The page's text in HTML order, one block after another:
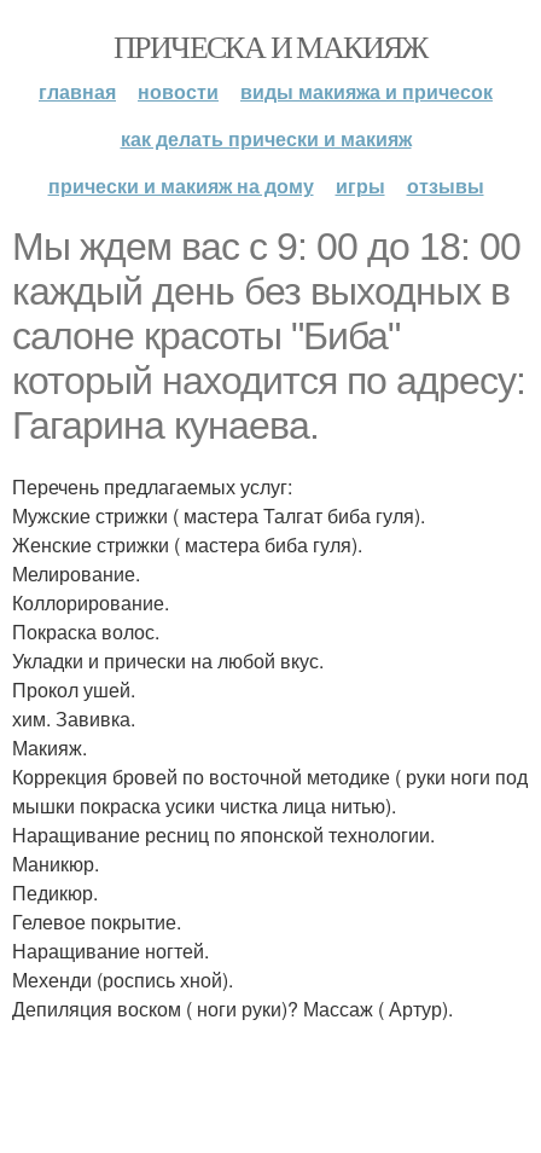
ПРИЧЕСКА И МАКИЯЖ
главная новости
виды макияжа и причесок
как делать прически и макияж
прически и макияж на дому
игры отзывы
Мы ждем вас с 9: 00 до 18: 00
каждый день без выходных в
салоне красоты "Биба"
который находится по адресу:
Гагарина кунаева.
Перечень предлагаемых услуг:
Мужские стрижки ( мастера Талгат биба гуля).
Женские стрижки ( мастера биба гуля).
Мелирование.
Коллорирование.
Покраска волос.
Укладки и прически на любой вкус.
Прокол ушей.
хим. Завивка.
Макияж.
Коррекция бровей по восточной методике ( руки ноги под
мышки покраска усики чистка лица нитью).
Наращивание ресниц по японской технологии.
Маникюр.
Педикюр.
Гелевое покрытие.
Наращивание ногтей.
Мехенди (роспись хной).
Депиляция воском ( ноги руки)? Массаж ( Артур).